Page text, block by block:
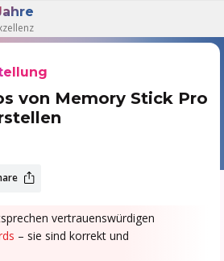
von Memory Stick Pro
vertrauenswürdigen
– sie sind korrekt und